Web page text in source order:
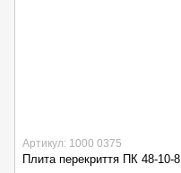
Артикул: 1000 0375
Плита перекриття ПК 48-10-8